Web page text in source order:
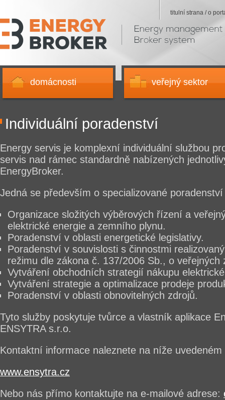
Individuální poradenství
Energy servis je komplexní individuální službou
servis nad rámec standardně nabízených
EnergyBroker.
Jedná se především o specializované
Organizace složitých výběrových řízení a
elektrické energie a zemního plynu.
Poradenství v oblasti energetické legislativy.
Poradenství v souvislosti s činnostmi
režimu dle zákona č. 137/2006 Sb., o veřejných
Vytváření obchodních strategií nákupu
Vytváření strategie a optimalizace prodeje
Poradenství v oblasti obnovitelných zdrojů.
Tyto služby poskytuje tvůrce a vlastník aplikace
ENSYTRA s.r.o.
Kontaktní informace naleznete na níže uvedeném
www.ensytra.cz
Nebo nás přímo kontaktujte na e-mailové adrese:
-
strana
titulní strana / o
domácnosti veřejný sektor